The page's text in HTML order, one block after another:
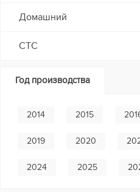
Домашний
СТС
Год производства
2014 2015
2019 2020
2024 2025